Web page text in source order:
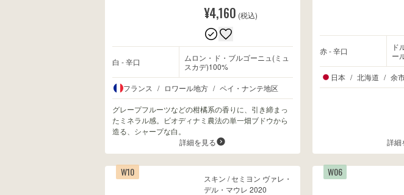
¥4,160 (税込)
白 - 辛口
ムロン・ド・ブルゴーニュ(ミュ
スカデ)100%
フランス / ロワール地方 / ペイ・ナンテ地区
グレープフルーツなどの柑橘系の香りに、引き締まっ
たミネラル感。ビオディナミ農法の単一畑ブドウから
造る、シャープな白。
詳細を見る
赤 - 辛口
ド
ー
ノ
日本 / 北海道 / 余
詳細
W10
スキン / セミヨン ヴァレ・
デル・マウレ 2020
W06